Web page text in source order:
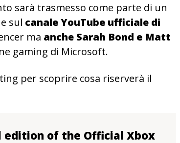
sarà trasmesso come parte di un
sul canale YouTube ufficiale di
ma anche Sarah Bond e Matt
gaming di Microsoft.
per scoprire cosa riserverà il
edition of the Official Xbox